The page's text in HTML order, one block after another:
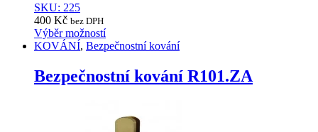
SKU: 225
400 Kč bez DPH
Výběr možností
This
has
multiple
KOVÁNÍ, Bezpečnostní kování
Bezpečnostní kování R101.ZA